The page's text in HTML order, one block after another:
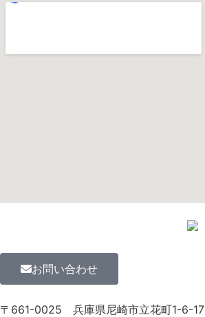
お問い合わせ
〒661-0025 兵庫県尼崎市立花町1-6-17